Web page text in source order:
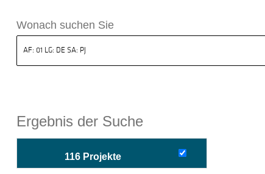
Wonach suchen Sie
Ergebnis der Suche
116 Projekte